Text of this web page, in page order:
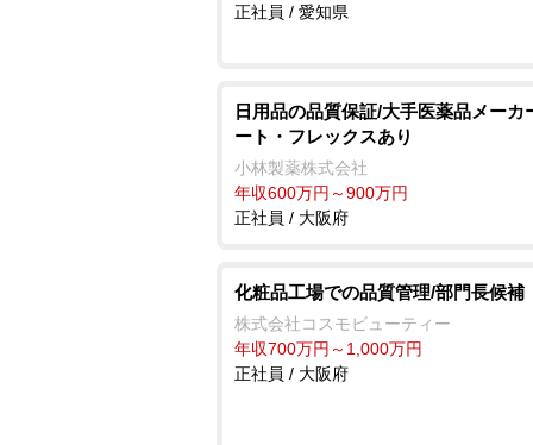
正社員 / 愛知県
日用品の品質保証/大手医薬品メーカ
ート・フレックスあり
小林製薬株式会社
年収600万円～900万円
正社員 / 大阪府
化粧品工場での品質管理/部門長候補
株式会社コスモビューティー
年収700万円～1,000万円
正社員 / 大阪府